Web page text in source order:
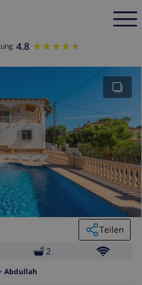
4.8 ★★★★★
★★★★★
Teilen
2
Abdullah